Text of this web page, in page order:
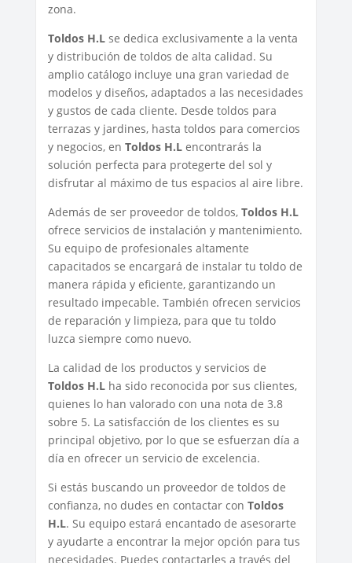
zona.
Toldos H.Lse dedica exclusivamente a la venta
y distribución de toldos de alta calidad. Su
amplio catálogo incluye una gran variedad de
modelos y diseños, adaptados a las necesidades
y gustos de cada cliente. Desde toldos para
terrazas y jardines, hasta toldos para comercios
y negocios, en Toldos H.Lencontrarás la
solución perfecta para protegerte del sol y
disfrutar al máximo de tus espacios al aire libre.
Además de ser proveedor de toldos, Toldos H.L
ofrece servicios de instalación y mantenimiento.
Su equipo de profesionales altamente
capacitados se encargará de instalar tu toldo de
manera rápida y eficiente, garantizando un
resultado impecable. También ofrecen servicios
de reparación y limpieza, para que tu toldo
luzca siempre como nuevo.
La calidad de los productos y servicios de
Toldos H.Lha sido reconocida por sus clientes,
quienes lo han valorado con una nota de 3.8
sobre 5. La satisfacción de los clientes es su
principal objetivo, por lo que se esfuerzan día a
día en ofrecer un servicio de excelencia.
Si estás buscando un proveedor de toldos de
confianza, no dudes en contactar con Toldos
H.L. Su equipo estará encantado de asesorarte
y ayudarte a encontrar la mejor opción para tus
necesidades. Puedes contactarles a través del